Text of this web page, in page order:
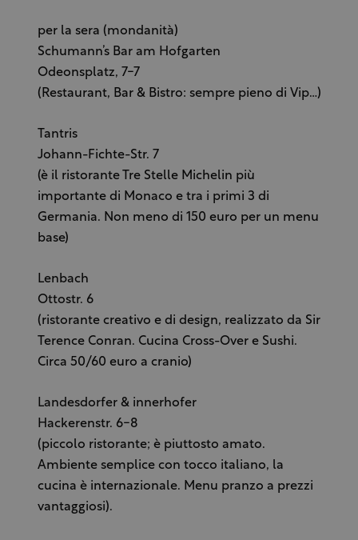
per la sera (mondanità)
Schumann’s Bar am Hofgarten
Odeonsplatz, 7-7
(Restaurant, Bar & Bistro: sempre pieno di Vip…)
Tantris
Johann-Fichte-Str. 7
(è il ristorante Tre Stelle Michelin più
importante di Monaco e tra i primi 3 di
Germania. Non meno di 150 euro per un menu
base)
Lenbach
Ottostr. 6
(ristorante creativo e di design, realizzato da Sir
Terence Conran. Cucina Cross-Over e Sushi.
Circa 50/60 euro a cranio)
Landesdorfer & innerhofer
Hackerenstr. 6-8
(piccolo ristorante; è piuttosto amato.
Ambiente semplice con tocco italiano, la
cucina è internazionale. Menu pranzo a prezzi
vantaggiosi).